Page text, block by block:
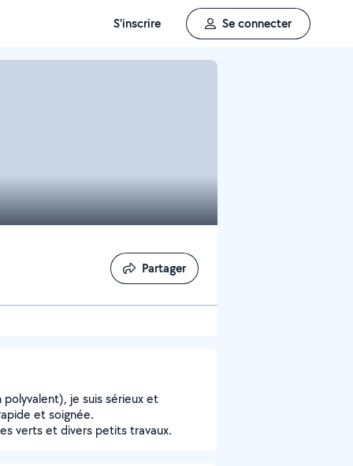
S'inscrire Se connecter
Partager
Partager
je suis sérieux et
et soignée.
verts et divers petits travaux.